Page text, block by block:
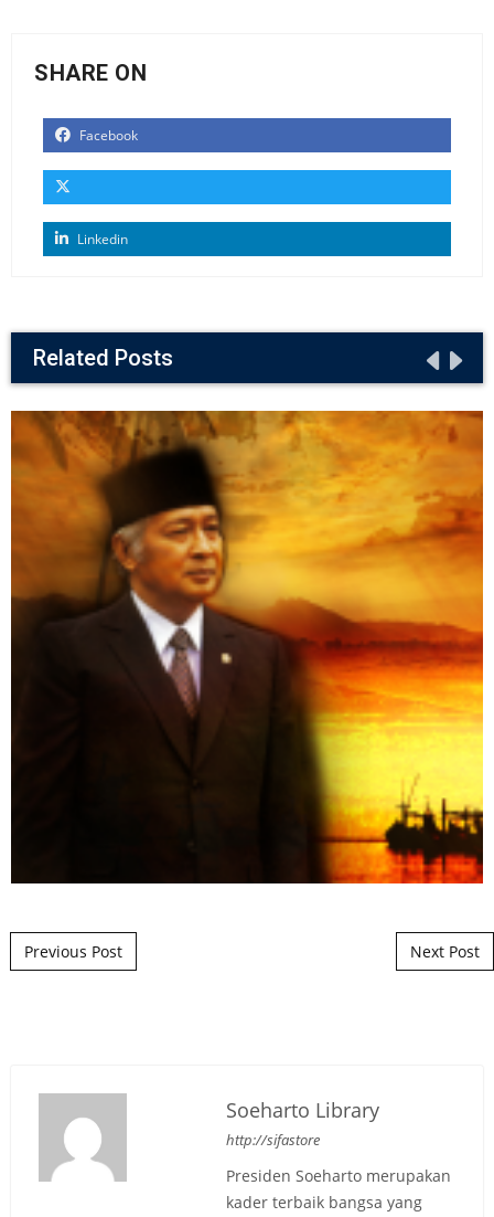
SHARE ON
Facebook
Linkedin
Related Posts
Post navigation
Previous Post Next Post
Soeharto Library
http://sifastore
Presiden Soeharto merupakan
kader terbaik bangsa yang